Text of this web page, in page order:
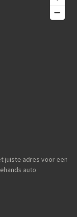
juiste adres voor een
auto